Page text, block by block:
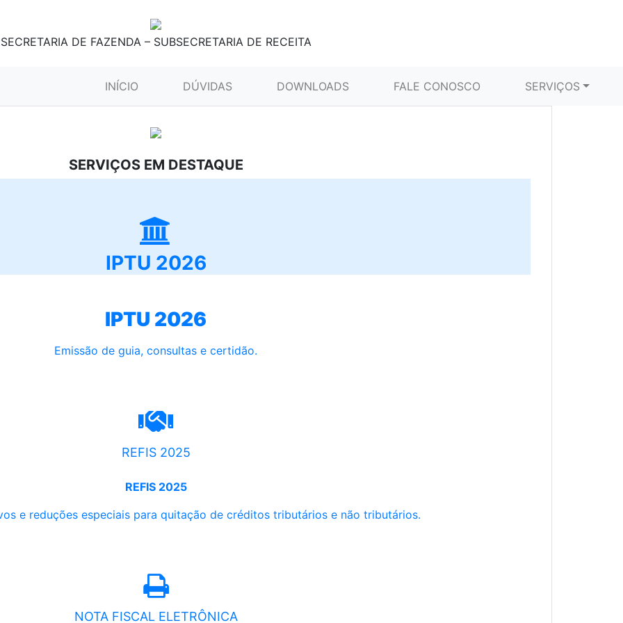
SECRETARIA DE FAZENDA – SUBSECRETARIA DE RECEITA
INÍCIO (CURRENT)DÚVIDAS DOWNLOADS FALE CONOSCO SERVIÇOS
SERVIÇOS EM DESTAQUE
IPTU 2026
IPTU 2026
Emissão de guia, consultas e certidão.
REFIS 2025
REFIS 2025
e reduções especiais para quitação de créditos tributários e não tributários.
NOTA FISCAL ELETRÔNICA